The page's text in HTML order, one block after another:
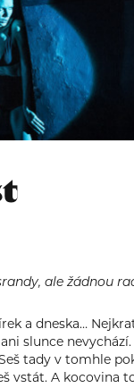
ale žádnou
a dneska…
slunce
tady v tomhle
vstát. A kocovina